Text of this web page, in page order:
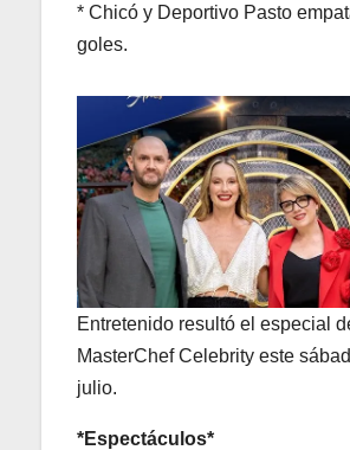
* Chicó y Deportivo Pasto
goles.
Entretenido resultó el especial
MasterChef Celebrity este
julio.
*Espectáculos*